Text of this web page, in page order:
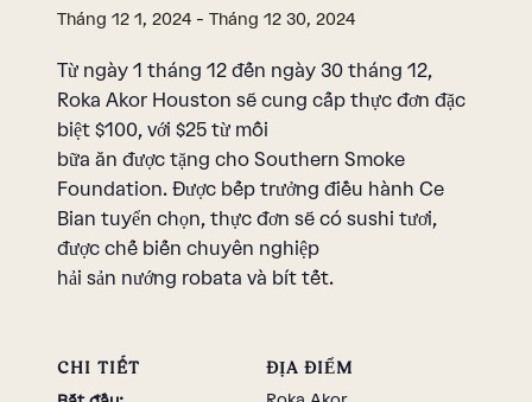
Tháng 12 1, 2024 - Tháng 12 30, 2024
Từ ngày 1 tháng 12 đến ngày 30 tháng 12,
Roka Akor Houston sẽ cung cấp thực đơn đặc
biệt $100, với $25 từ mỗi
bữa ăn được tặng cho Southern Smoke
Foundation. Được bếp trưởng điều hành Ce
Bian tuyển chọn, thực đơn sẽ có sushi tươi,
được chế biến chuyên nghiệp
hải sản nướng robata và bít tết.
CHI TIẾT ĐỊA ĐIỂM